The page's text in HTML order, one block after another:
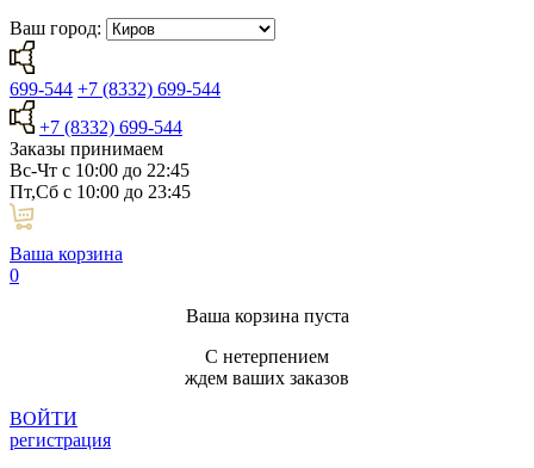
Ваш город:
699-544 +7 (8332) 699-544
+7 (8332) 699-544
Заказы принимаем
Вс-Чт с 10:00 до 22:45
Пт,Сб с 10:00 до 23:45
Ваша корзина
0
Ваша корзина пуста
С нетерпением
ждем ваших заказов
ВОЙТИ
регистрация